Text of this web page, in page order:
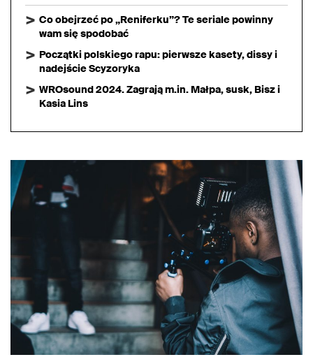
Co obejrzeć po „Reniferku”? Te seriale powinny
wam się spodobać
Początki polskiego rapu: pierwsze kasety, dissy i
nadejście Scyzoryka
WROsound 2024. Zagrają m.in. Małpa, susk, Bisz i
Kasia Lins